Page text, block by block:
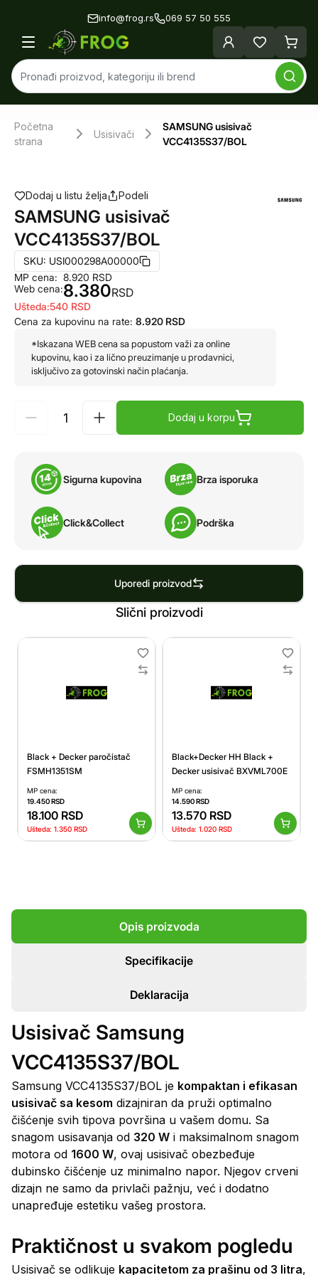
info@frog.rs 069 57 50 555
Početna
strana
Usisivači
SAMSUNG usisivač
VCC4135S37/BOL
Dodaj u listu želja Podeli
SAMSUNG usisivač
VCC4135S37/BOL
SKU: USI000298A00000
MP cena:
Web cena:
8.920 RSD
8.380RSD
Ušteda:540 RSD
Cena za kupovinu na rate: 8.920 RSD
*Iskazana WEB cena sa popustom važi za online
kupovinu, kao i za lično preuzimanje u prodavnici,
isključivo za gotovinski način plaćanja.
Dodaj u korpu
Sigurna kupovina Brza isporuka
Click&Collect Podrška
Uporedi proizvod
Slični proizvodi
Black + Decker paročistač
FSMH1351SM
MP cena:
19.450RSD
18.100 RSD
Ušteda: 1.350 RSD
Black+Decker HH Black +
Decker usisivač BXVML700E
MP cena:
14.590RSD
13.570 RSD
Ušteda: 1.020 RSD
Opis proizvoda
Specifikacije
Deklaracija
Usisivač Samsung
VCC4135S37/BOL
Samsung VCC4135S37/BOL je kompaktan i efikasan
usisivač sa kesom dizajniran da pruži optimalno
čišćenje svih tipova površina u vašem domu. Sa
snagom usisavanja od 320 W i maksimalnom snagom
motora od 1600 W, ovaj usisivač obezbeđuje
dubinsko čišćenje uz minimalno napor. Njegov crveni
dizajn ne samo da privlači pažnju, već i dodatno
unapređuje estetiku vašeg prostora.
Praktičnost u svakom pogledu
Usisivač se odlikuje kapacitetom za prašinu od 3 litra,